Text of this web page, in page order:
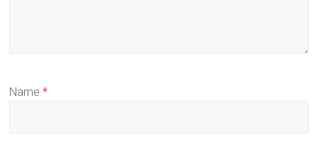
Name*